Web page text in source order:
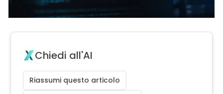
Chiedi all'AI
Riassumi questo articolo